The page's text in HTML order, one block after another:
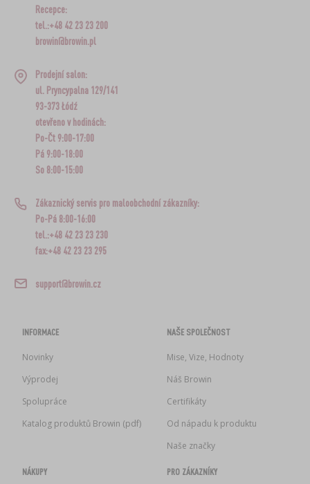
Recepce:
tel.:+48 42 23 23 200
browin@browin.pl
Prodejní salon:
ul. Pryncypalna 129/141
93-373 Łódź
otevřeno v hodinách:
Po-Čt 9:00-17:00
Pá 9:00-18:00
So 8:00-15:00
Zákaznický servis pro maloobchodní zákazníky:
Po-Pá 8:00-16:00
tel.:+48 42 23 23 230
fax:+48 42 23 23 295
support@browin.cz
INFORMACE
Novinky
Výprodej
Spolupráce
Katalog produktů Browin (pdf)
NAŠE SPOLEČNOST
Mise, Vize, Hodnoty
Náš Browin
Certifikáty
Od nápadu k produktu
Naše značky
NÁKUPY PRO ZÁKAZNÍKY